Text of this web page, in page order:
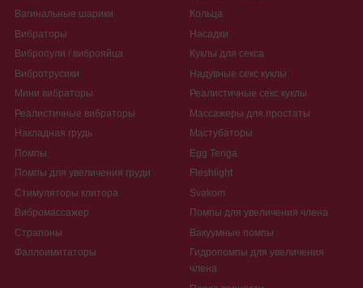
Вагинальные шарики
Вибраторы
Вибропули / виброяйца
Вибротрусики
Мини вибраторы
Реалистичные вибраторы
Накладная грудь
Помпы
Помпы для увеличения груди
Стимуляторы клитора
Вибромассажер
Страпоны
Фаллоимитаторы
Кольца
Насадки
Куклы для секса
Надувные секс куклы
Реалистичные секс куклы
Массажеры для простаты
Мастубаторы
Egg Tenga
Fleshlight
Svakom
Помпы для увеличения члена
Вакуумные помпы
Гидропомпы для увеличения
члена